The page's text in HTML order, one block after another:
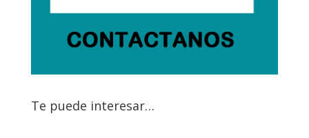
Te puede interesar…